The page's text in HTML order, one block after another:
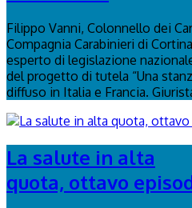
Filippo Vanni, Colonnello dei
Compagnia Carabinieri di
esperto di legislazione
del progetto di tutela “Una
diffuso in Italia e Francia.
La salute in alta
quota, ottavo